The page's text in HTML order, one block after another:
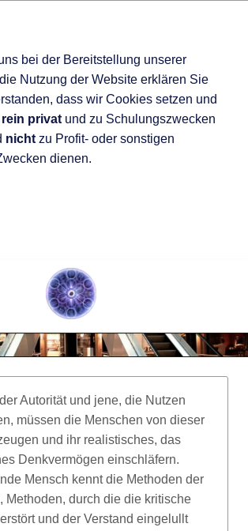
bei der Bereitstellung unserer
Nutzung der Website erklären Sie
dass wir Cookies setzen und
rein privat und zu Schulungszwecken
nicht zu Profit- oder sonstigen
dienen.
Autorität und jene, die Nutzen
müssen die Menschen von dieser
und ihr realistisches, das
Denkvermögen einschläfern.
Mensch kennt die Methoden der
Methoden, durch die die kritische
und der Verstand eingelullt